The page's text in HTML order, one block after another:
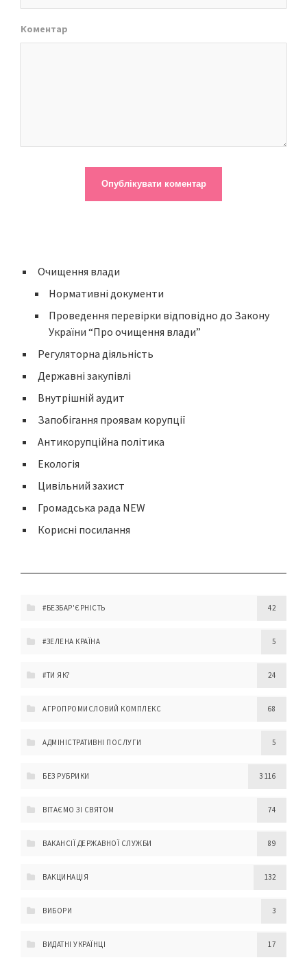
Коментар
Очищення влади
Нормативні документи
Проведення перевірки відповідно до Закону
України “Про очищення влади”
Регуляторна діяльність
Державні закупівлі
Внутрішній аудит
Запобігання проявам корупції
Антикорупційна політика
Екологія
Цивільний захист
Громадська рада NEW
Корисні посилання
#БЕЗБАР'ЄРНІСТЬ 42
#ЗЕЛЕНА КРАЇНА 5
#ТИ ЯК? 24
АГРОПРОМИСЛОВИЙ КОМПЛЕКС 68
АДМІНІСТРАТИВНІ ПОСЛУГИ 5
БЕЗ РУБРИКИ 3 116
ВІТАЄМО ЗІ СВЯТОМ 74
ВАКАНСІЇ ДЕРЖАВНОЇ СЛУЖБИ 89
ВАКЦИНАЦІЯ 132
ВИБОРИ 3
ВИДАТНІ УКРАЇНЦІ 17